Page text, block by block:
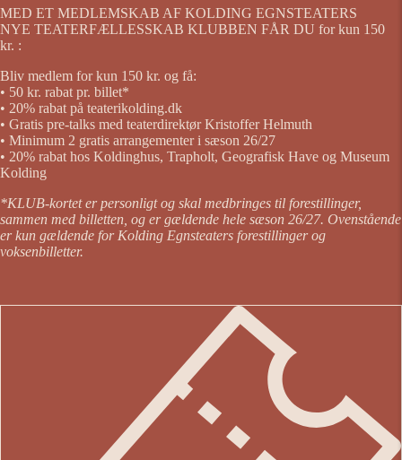
MED ET MEDLEMSKAB AF KOLDING EGNSTEATERS
NYE TEATERFÆLLESSKAB KLUBBEN FÅR DU for kun 150
kr. :
Bliv medlem for kun 150 kr. og få:
• 50 kr. rabat pr. billet*
• 20% rabat på teaterikolding.dk
• Gratis pre-talks med teaterdirektør Kristoffer Helmuth
• Minimum 2 gratis arrangementer i sæson 26/27
• 20% rabat hos Koldinghus, Trapholt, Geografisk Have og Museum
Kolding
*KLUB-kortet er personligt og skal medbringes til forestillinger,
sammen med billetten, og er gældende hele sæson 26/27. Ovenstående
er kun gældende for Kolding Egnsteaters forestillinger og
voksenbilletter.